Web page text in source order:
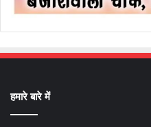
हमारे बारे में